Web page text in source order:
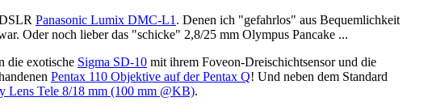
Panasonic Lumix DMC-L1 . Denen ich "gefahrlos" aus Bequemlichkeit
Oder noch lieber das "schicke" 2,8/25 mm Olympus Pancake ...
die exotische Sigma SD-10 mit ihrem Foveon-Dreischichtsensor und die
Pentax 110 Objektive auf der Pentax Q! Und neben dem Standard
Lens Tele 8/18 mm (100 mm @KB).